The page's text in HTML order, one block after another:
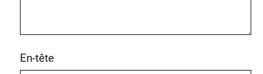
En-tête